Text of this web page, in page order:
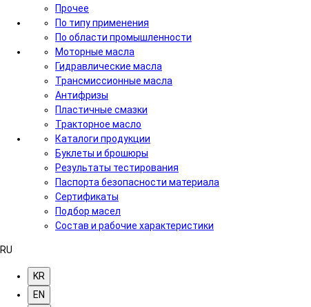
Прочее
По типу применения
По области промышленности
Моторные масла
Гидравлические масла
Трансмиссионные масла
Антифризы
Пластичные смазки
Тракторное масло
Каталоги продукции
Буклеты и брошюры
Результаты тестирования
Паспорта безопасности материала
Сертификаты
Подбор масел
Состав и рабочие характеристики
RU
KR
EN